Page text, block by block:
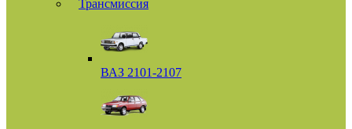
Трансмиссия
ВАЗ 2101-2107